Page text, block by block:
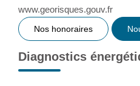
www.georisques.gouv.fr
Nos honoraires
Diagnostics